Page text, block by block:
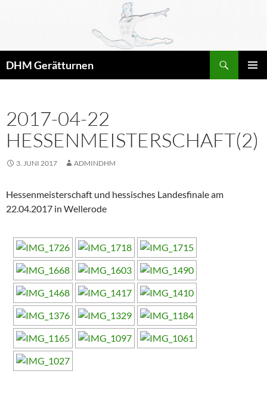
DHM Gerätturnen
2017-04-22
HESSENMEISTERSCHAFT(2)
3. JUNI 2017 ADMINDHM
Hessenmeisterschaft und hessisches Landesfinale am
22.04.2017 in Wellerode